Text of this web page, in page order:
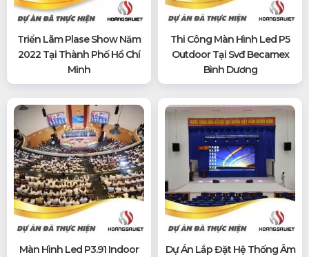
Triển Lãm Plase Show Năm
2022 Tại Thành Phố Hồ Chí
Minh
Thi Công Màn Hình Led P5
Outdoor Tại Svđ Becamex
Bình Dương
Màn Hình Led P3.91 Indoor
Dự Án Lắp Đặt Hệ Thống Âm